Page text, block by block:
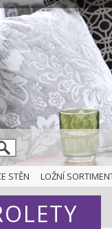
STĚN LOŽNÍ